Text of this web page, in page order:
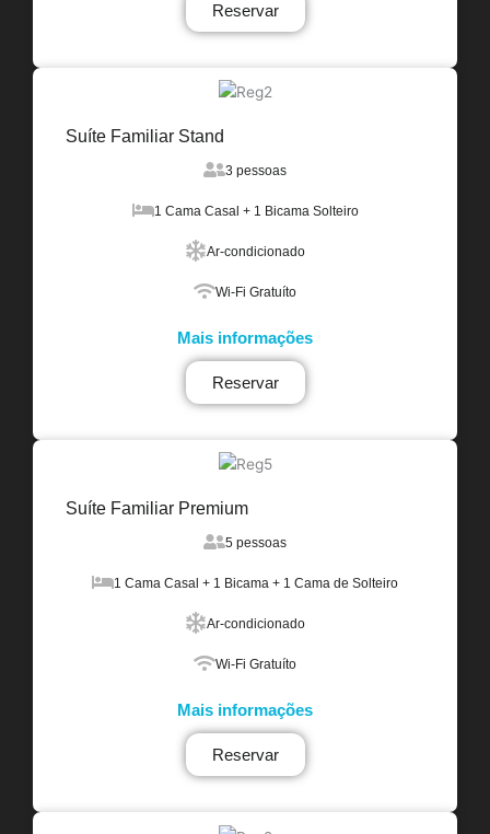
Reservar
Suíte Familiar Stand
3 pessoas
1 Cama Casal + 1 Bicama Solteiro
Ar-condicionado
Wi-Fi Gratuíto
Mais informações
Reservar
Suíte Familiar Premium
5 pessoas
1 Cama Casal + 1 Bicama + 1 Cama de Solteiro
Ar-condicionado
Wi-Fi Gratuíto
Mais informações
Reservar